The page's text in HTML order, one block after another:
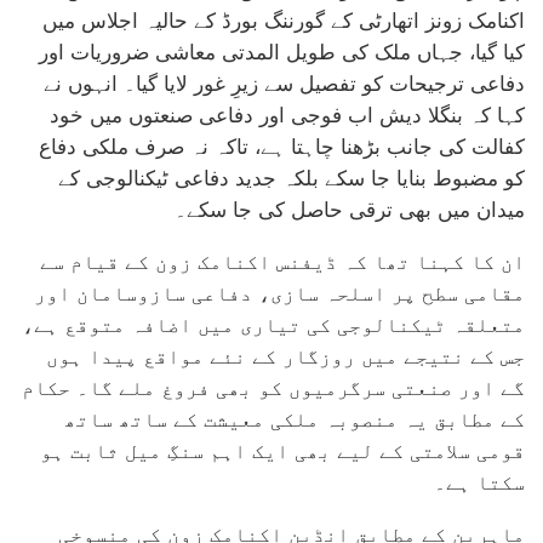
اکنامک زونز اتھارٹی کے گورننگ بورڈ کے حالیہ اجلاس میں
کیا گیا، جہاں ملک کی طویل المدتی معاشی ضروریات اور
دفاعی ترجیحات کو تفصیل سے زیرِ غور لایا گیا۔ انہوں نے
کہا کہ بنگلا دیش اب فوجی اور دفاعی صنعتوں میں خود
کفالت کی جانب بڑھنا چاہتا ہے، تاکہ نہ صرف ملکی دفاع
کو مضبوط بنایا جا سکے بلکہ جدید دفاعی ٹیکنالوجی کے
میدان میں بھی ترقی حاصل کی جا سکے۔
ان کا کہنا تھا کہ ڈیفنس اکنامک زون کے قیام سے
مقامی سطح پر اسلحہ سازی، دفاعی سازوسامان اور
متعلقہ ٹیکنالوجی کی تیاری میں اضافہ متوقع ہے،
جس کے نتیجے میں روزگار کے نئے مواقع پیدا ہوں
گے اور صنعتی سرگرمیوں کو بھی فروغ ملے گا۔ حکام
کے مطابق یہ منصوبہ ملکی معیشت کے ساتھ ساتھ
قومی سلامتی کے لیے بھی ایک اہم سنگِ میل ثابت ہو
سکتا ہے۔
ماہرین کے مطابق انڈین اکنامک زون کی منسوخی